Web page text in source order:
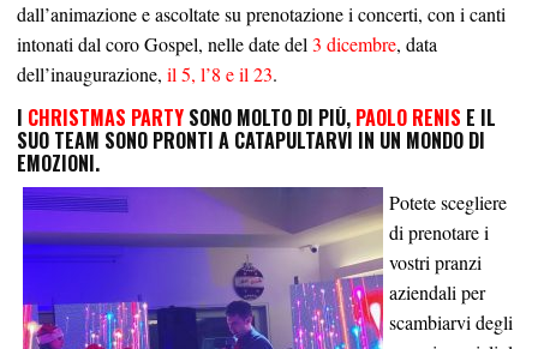
dall’animazione e ascoltate su prenotazione i concerti, con i canti
intonati dal coro Gospel, nelle date del3 dicembre, data
dell’inaugurazione, il 5, l’8 e il 23.
I CHRISTMAS PARTY SONO MOLTO DI PIÙ, PAOLO RENIS E IL
SUO TEAM SONO PRONTI A CATAPULTARVI IN UN MONDO DI
EMOZIONI.
Potete scegliere
di prenotare i
vostri pranzi
aziendali per
scambiarvi degli